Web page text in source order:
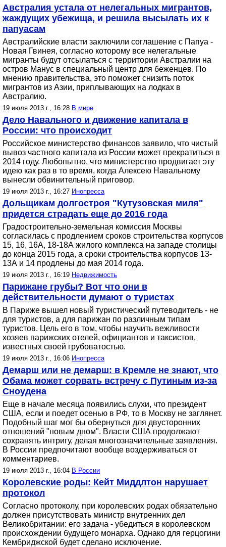
Австралия устала от нелегальных мигрантов,
жаждущих убежища, и решила высылать их к
папуасам
Австралийские власти заключили соглашение с Папуа -
Новая Гвинея, согласно которому все нелегальные
мигранты будут отсылаться с территории Австралии на
остров Манус в специальный центр для беженцев. По
мнению правительства, это поможет снизить поток
мигрантов из Азии, приплывающих на лодках в
Австралию.
19 июля 2013 г., 16:28 В мире
Дело Навального и движение капитала в
России: что происходит
Российское министерство финансов заявило, что чистый
вывоз частного капитала из России может прекратиться в
2014 году. Любопытно, что министерство продвигает эту
идею как раз в то время, когда Алексею Навальному
вынесли обвинительный приговор.
19 июля 2013 г., 16:27 Инопресса
Дольщикам долгостроя "Кутузовская миля"
придется страдать еще до 2016 года
Градостроительно-земельная комиссия Москвы
согласилась с продлением сроков строительства корпусов
15, 16, 16А, 18-18А жилого комплекса на западе столицы
до конца 2015 года, а сроки строительства корпусов 13-
13А и 14 продлены до мая 2014 года.
19 июля 2013 г., 16:19 Недвижимость
Парижане грубы? Вот что они в
действительности думают о туристах
В Париже вышел новый туристический путеводитель - не
для туристов, а для парижан по различным типам
туристов. Цель его в том, чтобы научить вежливости
хозяев парижских отелей, официантов и таксистов,
известных своей грубоватостью.
19 июля 2013 г., 16:06 Инопресса
Демарш или не демарш: в Кремле не знают, что
Обама может сорвать встречу с Путиным из-за
Сноудена
Еще в начале месяца появились слухи, что президент
США, если и поедет осенью в РФ, то в Москву не заглянет.
Подобный шаг мог бы обернуться для двусторонних
отношений "новым дном". Власти США продолжают
сохранять интригу, делая многозначительные заявления.
В России предпочитают вообще воздерживаться от
комментариев.
19 июля 2013 г., 16:04 В России
Королевские роды: Кейт Миддлтон нарушает
протокол
Согласно протоколу, при королевских родах обязательно
должен присутствовать министр внутренних дел
Великобритании: его задача - убедиться в королевском
происхождении будущего монарха. Однако для герцогини
Кембриджской будет сделано исключение.